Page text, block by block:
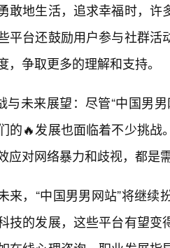
敢地生活，追求幸福时，
平台还鼓励用户参与社群
，争取更多的理解和支持。
与未来展望：尽管“中国男
的🔥发展也面临着不少挑
应对网络暴力和歧视，都是
来，“中国男男网站”将继
技的发展，这些平台有望